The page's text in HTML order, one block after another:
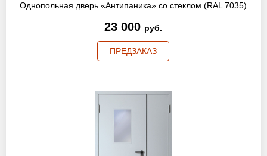
Однопольная дверь «Антипаника» со стеклом (RAL 7035)
23 000 руб.
ПРЕДЗАКАЗ